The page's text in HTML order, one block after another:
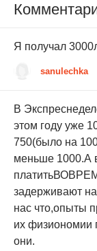
Я получал
sanulechka
В
этом году уже
750(было на
меньше 1000.А
задерживают
нас что,опыты
их физиономии
они.